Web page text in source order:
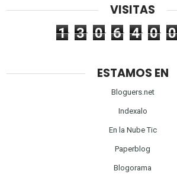
VISITAS
1 3 0 6 4 0 0
ESTAMOS EN
Bloguers.net
Indexalo
En la Nube Tic
Paperblog
Blogorama